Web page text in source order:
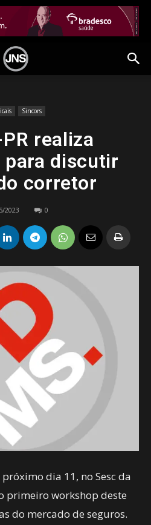
Sincors
realiza
discutir
corretor
2023 0
dia 11, no Sesc da
primeiro workshop deste
do mercado de seguros.